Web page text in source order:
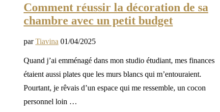
Comment réussir la décoration de sa
chambre avec un petit budget
parTiavina 01/04/2025
Quand j’ai emménagé dans mon studio étudiant, mes finances
étaient aussi plates que les murs blancs qui m’entouraient.
Pourtant, je rêvais d’un espace qui me ressemble, un cocon
personnel loin …